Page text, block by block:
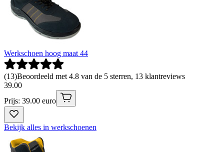
Werkschoen hoog maat 44
(13)Beoordeeld met 4.8 van de 5 sterren, 13 klantreviews
39.00
Prijs: 39.00 euro
Bekijk alles in werkschoenen